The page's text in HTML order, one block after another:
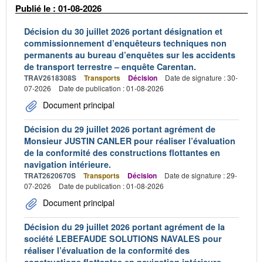
Publié le : 01-08-2026
Décision du 30 juillet 2026 portant désignation et
commissionnement d’enquêteurs techniques non
permanents au bureau d’enquêtes sur les accidents
de transport terrestre – enquête Carentan.
TRAV2618308S Transports Décision
Date de signature : 30-
07-2026
Date de publication : 01-08-2026
Document principal
Décision du 29 juillet 2026 portant agrément de
Monsieur JUSTIN CANLER pour réaliser l’évaluation
de la conformité des constructions flottantes en
navigation intérieure.
TRAT2620670S Transports Décision
Date de signature : 29-
07-2026
Date de publication : 01-08-2026
Document principal
Décision du 29 juillet 2026 portant agrément de la
société LEBEFAUDE SOLUTIONS NAVALES pour
réaliser l’évaluation de la conformité des